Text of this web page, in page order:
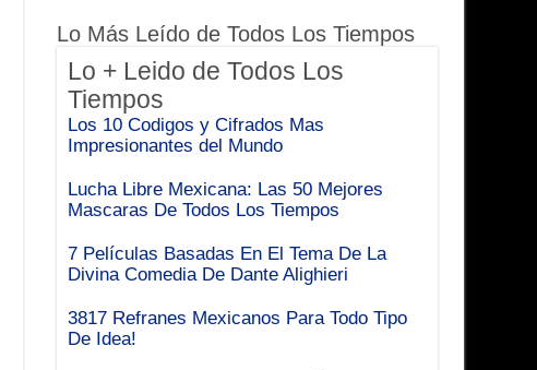
Lo Más Leído de Todos Los Tiempos
Lo + Leido de Todos Los
Tiempos
Los 10 Codigos y Cifrados Mas
Impresionantes del Mundo
Lucha Libre Mexicana: Las 50 Mejores
Mascaras De Todos Los Tiempos
7 Películas Basadas En El Tema De La
Divina Comedia De Dante Alighieri
3817 Refranes Mexicanos Para Todo Tipo
De Idea!